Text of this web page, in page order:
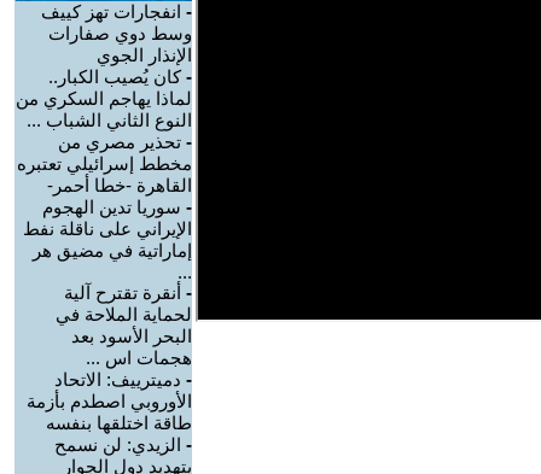
- انفجارات تهز كييف
وسط دوي صفارات
الإنذار الجوي
-كان يُصيب الكبار..
لماذا يهاجم السكري من
النوع الثاني الشباب ...
- تحذير مصري من
مخطط إسرائيلي تعتبره
القاهرة -خطا أحمر-
- سوريا تدين الهجوم
الإيراني على ناقلة نفط
إماراتية في مضيق هر
...
- أنقرة تقترح آلية
لحماية الملاحة في
البحر الأسود بعد
هجمات اس ...
- دميترييف: الاتحاد
الأوروبي اصطدم بأزمة
طاقة اختلقها بنفسه
- الزيدي: لن نسمح
بتهديد دول الجوار